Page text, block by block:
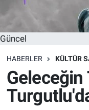
Güncel
HABERLER KÜLTÜR
Geleceğin